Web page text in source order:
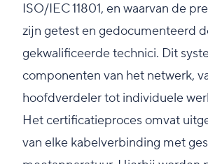
ISO/IEC 11801, en waarvan de
zijn getest en gedocumenteerd
gekwalificeerde technici. Dit
componenten van het netwerk,
hoofdverdeler tot individuele
Het certificatieproces omvat
van elke kabelverbinding met